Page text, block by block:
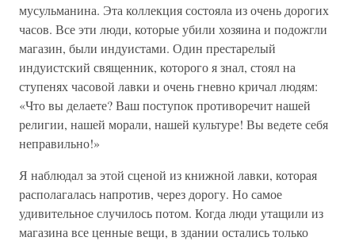
мусульманина. Эта коллекция состояла из очень дорогих
часов. Все эти люди, которые убили хозяина и подожгли
магазин, были индуистами. Один престарелый
индуистский священник, которого я знал, стоял на
ступенях часовой лавки и очень гневно кричал людям:
«Что вы делаете? Ваш поступок противоречит нашей
религии, нашей морали, нашей культуре! Вы ведете себя
неправильно!»
Я наблюдал за этой сценой из книжной лавки, которая
располагалась напротив, через дорогу. Но самое
удивительное случилось потом. Когда люди утащили из
магазина все ценные вещи, в здании остались только